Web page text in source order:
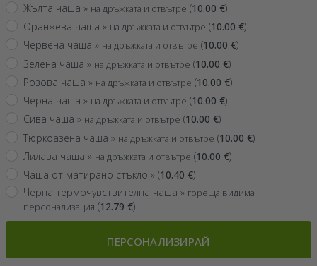
Жълта чаша » на дръжката и отвътре (10.00 €)
Оранжева чаша » на дръжката и отвътре (10.00 €)
Червена чаша » на дръжката и отвътре (10.00 €)
Зелена чаша » на дръжката и отвътре (10.00 €)
Розова чаша » на дръжката и отвътре (10.00 €)
Черна чаша » на дръжката и отвътре (10.00 €)
Сива чаша » на дръжката и отвътре (10.00 €)
Тюркоазена чаша » на дръжката и отвътре (10.00 €)
Лилава чаша » на дръжката и отвътре (10.00 €)
Чаша от матирано стъкло » (10.40 €)
Черна термочувствителна чаша » гореща видима
персонализация (12.79 €)
ПЕРСОНАЛИЗИРАЙ